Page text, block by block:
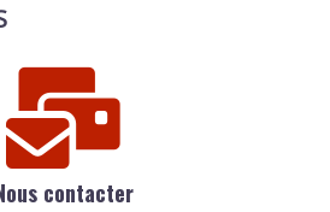
contacter